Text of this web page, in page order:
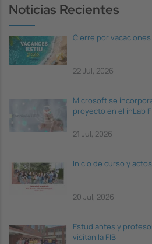
Noticias Recientes
Cierre por
22 Jul, 2026
Microsoft se
proyecto en el inLab
21 Jul, 2026
Inicio de curso y
20 Jul, 2026
Estudiantes y
visitan la FIB